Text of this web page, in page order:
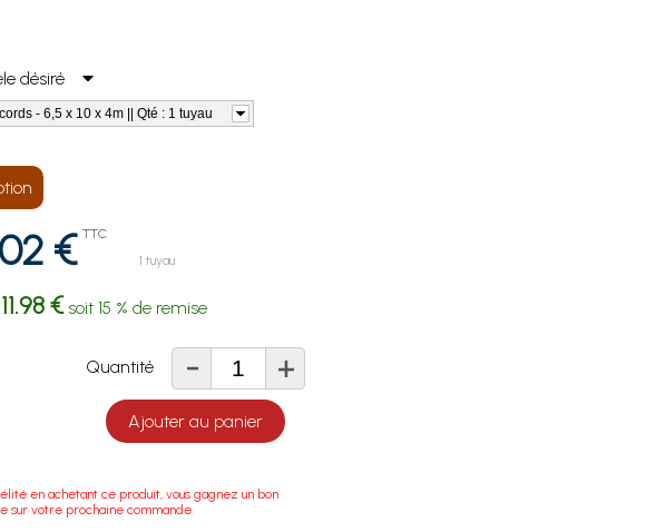
désiré
- 6,5 x 10 x 4m || Qté : 1 tuyau
€ TTC
1 tuyau
11.98 €soit 15 % de remise
Quantité - +
Ajouter au panier
en achetant ce produit, vous gagnez un bon
sur votre prochaine commande.